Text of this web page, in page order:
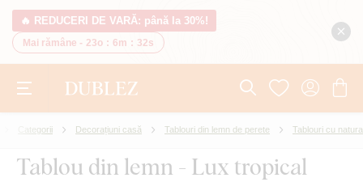
🔥 REDUCERI DE VARĂ: până la 30%!
Mai rămâne - 23o : 6m : 32s
Categorii Decorațiuni casă Tablouri din lemn de perete Tablouri cu natura
Tablou din lemn - Lux tropical